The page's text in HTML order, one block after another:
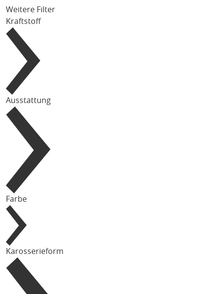
Weitere Filter
Kraftstoff
Ausstattung
Farbe
Karosserieform